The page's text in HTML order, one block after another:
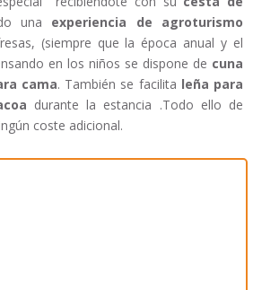
una experiencia de agroturismo
(siempre que la época anual y el
en los niños se dispone de cuna
cama. También se facilita leña para
durante la estancia .Todo ello de
coste adicional.